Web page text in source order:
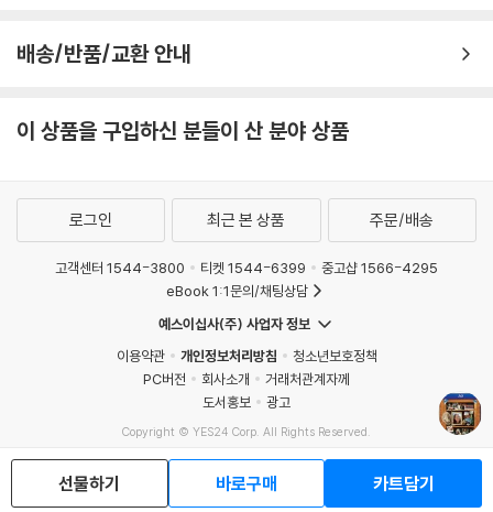
배송/반품/교환 안내
이 상품을 구입하신 분들이 산 분야 상품
선물하기 바로구매 카트담기
로그인 최근 본 상품 주문/배송
고객센터 1544-3800 티켓 1544-6399
중고샵 1566-4295
eBook 1:1문의/채팅상담
예스이십사(주) 사업자 정보
이용약관
개인정보처리방침
청소년보호정책
PC버전
회사소개
거래처관계자께
도서홍보
광고
Copyright © YES24 Corp. All Rights Reserved.